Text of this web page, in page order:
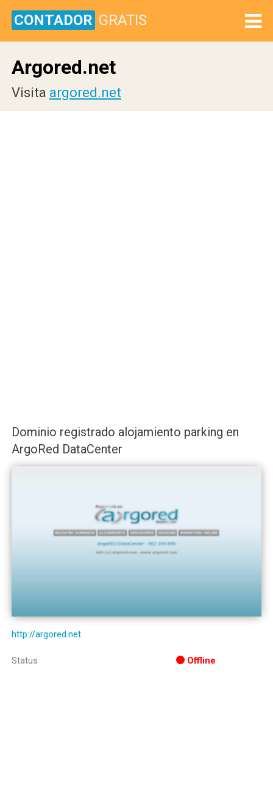
CONTADOR GRATIS
Argored.net
Visita argored.net
Dominio registrado alojamiento parking en
ArgoRed DataCenter
http://argored.net
Status Offline